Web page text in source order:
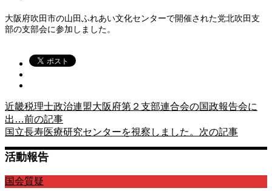
大阪府吹田市の山田ふれあい文化センターで開催された党北吹田支
部の支部会に参加しました。
近畿税理士政治連盟大阪府第２支部連合会の国政報告会に
出…前の記事
国立長寿医療研究センターを視察しました。 次の記事
活動報告
国会質疑